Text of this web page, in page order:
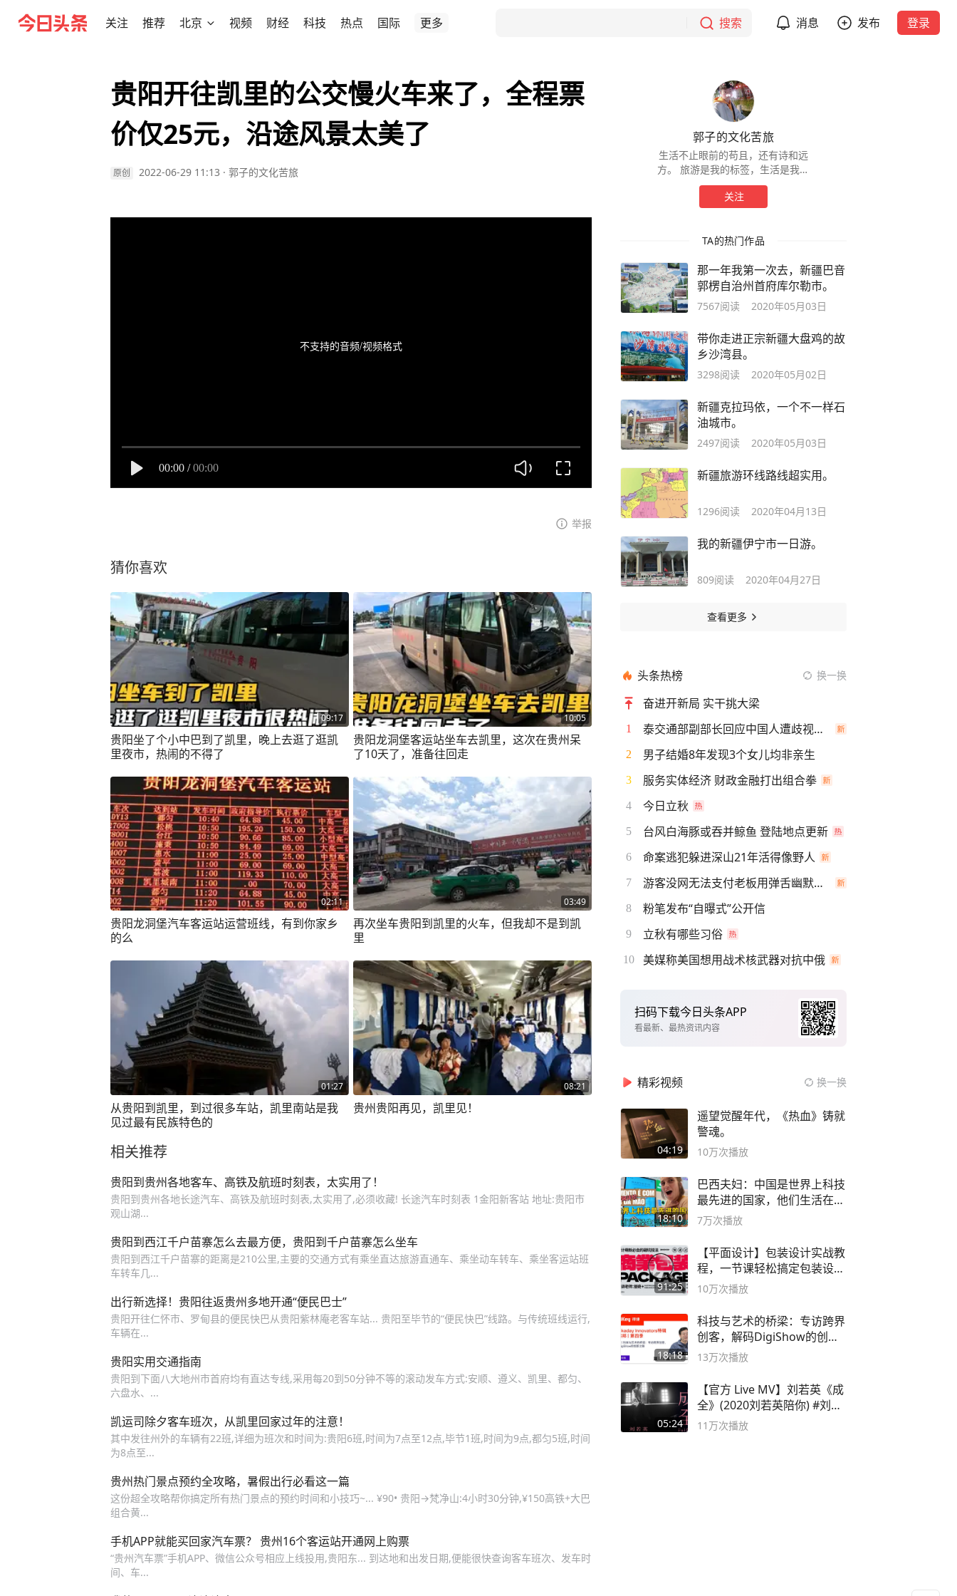
关注 推荐 北京 视频 财经 科技 热点 国际 更多 搜索 消息 发布 登录
贵阳开往凯里的公交慢火车来了，全程票
价仅25元，沿途风景太美了
原创 2022-06-29 11:13 · 郭子的文化苦旅
不支持的音频/视频格式
00:00 / 00:00
举报
猜你喜欢
09:17
贵阳坐了个小中巴到了凯里，晚上去逛了逛凯
里夜市，热闹的不得了
10:05
贵阳龙洞堡客运站坐车去凯里，这次在贵州呆
了10天了，准备往回走
02:11
贵阳龙洞堡汽车客运站运营班线，有到你家乡
的么
03:49
再次坐车贵阳到凯里的火车，但我却不是到凯
里
01:27
从贵阳到凯里，到过很多车站，凯里南站是我
见过最有民族特色的
08:21
贵州贵阳再见，凯里见！
相关推荐
贵阳到贵州各地客车、高铁及航班时刻表，太实用了！
贵阳到贵州各地长途汽车、高铁及航班时刻表,太实用了,必须收藏! 长途汽车时刻表 1金阳新客站 地址:贵阳市
观山湖...
贵阳到西江千户苗寨怎么去最方便，贵阳到千户苗寨怎么坐车
贵阳到西江千户苗寨的距离是210公里,主要的交通方式有乘坐直达旅游直通车、乘坐动车转车、乘坐客运站班
车转车几...
出行新选择！贵阳往返贵州多地开通“便民巴士”
贵阳开往仁怀市、罗甸县的便民快巴从贵阳紫林庵老客车站... 贵阳至毕节的“便民快巴”线路。与传统班线运行,
车辆在...
贵阳实用交通指南
贵阳到下面八大地州市首府均有直达专线,采用每20到50分钟不等的滚动发车方式:安顺、遵义、凯里、都匀、
六盘水、...
凯运司除夕客车班次，从凯里回家过年的注意！
其中发往州外的车辆有22班,详细为班次和时间为:贵阳6班,时间为7点至12点,毕节1班,时间为9点,都匀5班,时间
为8点至...
贵州热门景点预约全攻略，暑假出行必看这一篇
这份超全攻略帮你搞定所有热门景点的预约时间和小技巧~... ¥90• 贵阳→梵净山:4小时30分钟,¥150高铁+大巴
组合黄...
手机APP就能买回家汽车票？ 贵州16个客运站开通网上购票
“贵州汽车票”手机APP、微信公众号相应上线投用,贵阳东... 到达地和出发日期,便能很快查询客车班次、发车时
间、车...
郭子的文化苦旅
生活不止眼前的苟且，还有诗和远
方。 旅游是我的标签，生活是我的
远方。
关注
TA的热门作品
那一年我第一次去，新疆巴音
郭楞自治州首府库尔勒市。
7567阅读 2020年05月03日
带你走进正宗新疆大盘鸡的故
乡沙湾县。
3298阅读 2020年05月02日
新疆克拉玛依，一个不一样石
油城市。
2497阅读 2020年05月03日
新疆旅游环线路线超实用。
1296阅读 2020年04月13日
我的新疆伊宁市一日游。
809阅读 2020年04月27日
查看更多
头条热榜 换一换
奋进开新局 实干挑大梁
1 泰交通部副部长回应中国人遭歧视手势
2 男子结婚8年发现3个女儿均非亲生
3 服务实体经济 财政金融打出组合拳
4 今日立秋
5 台风白海豚或吞并鲸鱼 登陆地点更新
6 命案逃犯躲进深山21年活得像野人
7 游客没网无法支付老板用弹舌幽默化解
8 粉笔发布“自曝式”公开信
9 立秋有哪些习俗
10 美媒称美国想用战术核武器对抗中俄
扫码下载今日头条APP
看最新、最热资讯内容
精彩视频 换一换
04:19
遥望觉醒年代，《热血》铸就
警魂。
10万次播放
18:10
巴西夫妇：中国是世界上科技
最先进的国家，他们生活在
2999年
7万次播放
91:25
【平面设计】包装设计实战教
程，一节课轻松搞定包装设计
流程！
10万次播放
18:18
科技与艺术的桥梁：专访跨界
创客，解码DigiShow的创新
之路
13万次播放
05:24
【官方 Live MV】刘若英《成
全》(2020刘若英陪你) #刘若
英 #成全
11万次播放